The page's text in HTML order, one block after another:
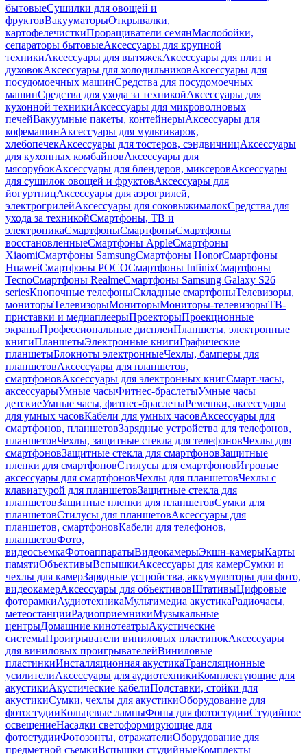
бытовыеСушилки для овощей и
фруктовВакууматорыОткрывалки,
картофелечисткиПроращиватели семянМаслобойки,
сепараторы бытовыеАксессуары для крупной
техникиАксессуары для вытяжекАксессуары для плит и
духовокАксессуары для холодильниковАксессуары для
посудомоечных машинСредства для посудомоечных
машинСредства для ухода за техникойАксессуары для
кухонной техникиАксессуары для микроволновых
печейВакуумные пакеты, контейнерыАксессуары для
кофемашинАксессуары для мультиварок,
хлебопечекАксессуары для тостеров, сэндвичницАксессуары
для кухонных комбайновАксессуары для
мясорубокАксессуары для блендеров, миксеровАксессуары
для сушилок овощей и фруктовАксессуары для
йогуртницАксессуары для аэрогрилей,
электрогрилейАксессуары для соковыжималокСредства для
ухода за техникойСмартфоны, ТВ и
электроникаСмартфоныСмартфоныСмартфоны
восстановленныеСмартфоны AppleСмартфоны
XiaomiСмартфоны SamsungСмартфоны HonorСмартфоны
HuaweiСмартфоны POCOСмартфоны InfinixСмартфоны
TecnoСмартфоны RealmeСмартфоны Samsung Galaxy S26
seriesКнопочные телефоныСкладные смартфоныТелевизоры,
мониторыТелевизорыМониторыМониторы-телевизорыТВ-
приставки и медиаплеерыПроекторыПроекционные
экраныПрофессиональные дисплеиПланшеты, электронные
книгиПланшетыЭлектронные книгиГрафические
планшетыБлокноты электронныеЧехлы, бамперы для
планшетовАксессуары для планшетов,
смартфоновАксессуары для электронных книгСмарт-часы,
аксессуарыУмные часыФитнес-браслетыУмные часы
детскиеУмные часы, фитнес-браслетыРемешки, аксессуары
для умных часовКабели для умных часовАксессуары для
смартфонов, планшетовЗарядные устройства для телефонов,
планшетовЧехлы, защитные стекла для телефоновЧехлы для
смартфоновЗащитные стекла для смартфоновЗащитные
пленки для смартфоновСтилусы для смартфоновИгровые
аксессуары для смартфоновЧехлы для планшетовЧехлы с
клавиатурой для планшетовЗащитные стекла для
планшетовЗащитные пленки для планшетовСумки для
планшетовСтилусы для планшетовАксессуары для
планшетов, смартфоновКабели для телефонов,
планшетовФото,
видеосъемкаФотоаппаратыВидеокамерыЭкшн-камерыКарты
памятиОбъективыВспышкиАксессуары для камерСумки и
чехлы для камерЗарядные устройства, аккумуляторы для фото,
видеокамерАксессуары для объективовШтативыЦифровые
фоторамкиАудиотехникаМультимедиа акустикаРадиочасы,
метеостанцииРадиоприемникиМузыкальные
центрыДомашние кинотеатрыАкустические
системыПроигрыватели виниловых пластинокАксессуары
для виниловых проигрывателейВиниловые
пластинкиИнсталляционная акустикаТрансляционные
усилителиАксессуары для аудиотехникиКомплектующие для
акустикиАкустические кабелиПодставки, стойки для
акустикиСумки, чехлы для акустикиОборудование для
фотостудииКольцевые лампыФоны для фотостудииСтудийное
освещениеНасадки светоформирующие для
фотостудииФотозонты, отражателиОборудование для
предметной съемкиВспышки студийныеКомплекты